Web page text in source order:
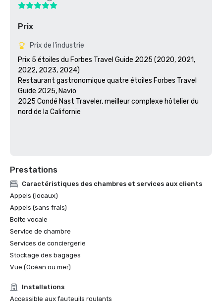
Prix
Prix de l'industrie
Prix 5 étoiles du Forbes Travel Guide 2025 (2020, 2021,
2022, 2023, 2024)
Restaurant gastronomique quatre étoiles Forbes Travel
Guide 2025, Navio
2025 Condé Nast Traveler, meilleur complexe hôtelier du
nord de la Californie
Prestations
Caractéristiques des chambres et services aux clients
Appels (locaux)
Appels (sans frais)
Boîte vocale
Service de chambre
Services de conciergerie
Stockage des bagages
Vue (Océan ou mer)
Installations
Accessible aux fauteuils roulants